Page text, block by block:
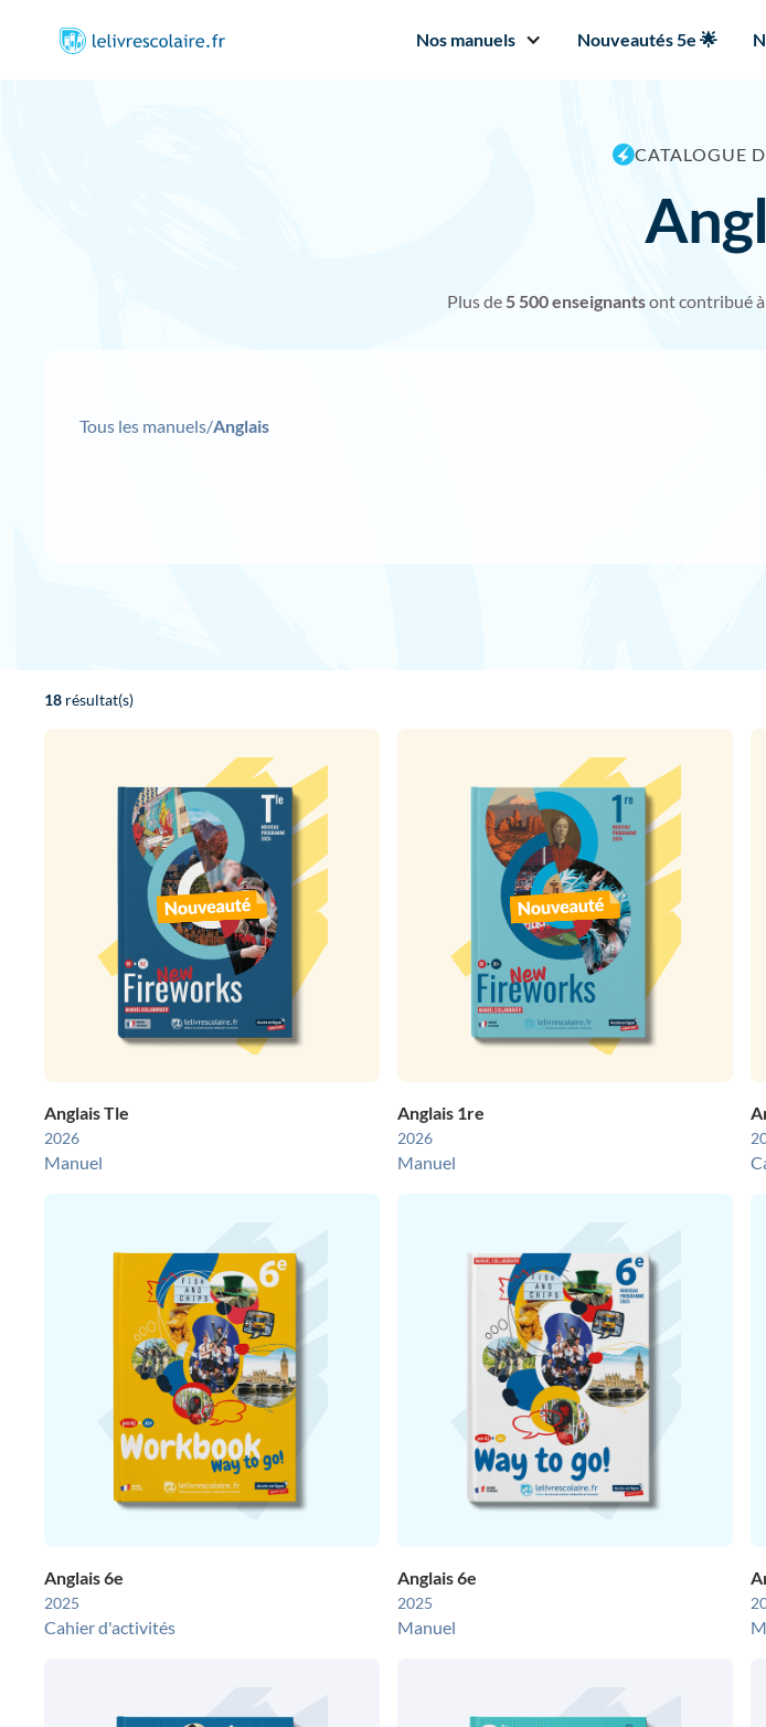
Nos manuels Nouveautés 5e 🌟
CATALOGUE
Plus de5 500 enseignantsont contribué à
Tous les manuels/Anglais
18 résultat(s)
Anglais Tle
2026
Manuel
Anglais 1re
2026
Manuel
Anglais 6e
2025
Cahier d'activités
Anglais 6e
2025
Manuel